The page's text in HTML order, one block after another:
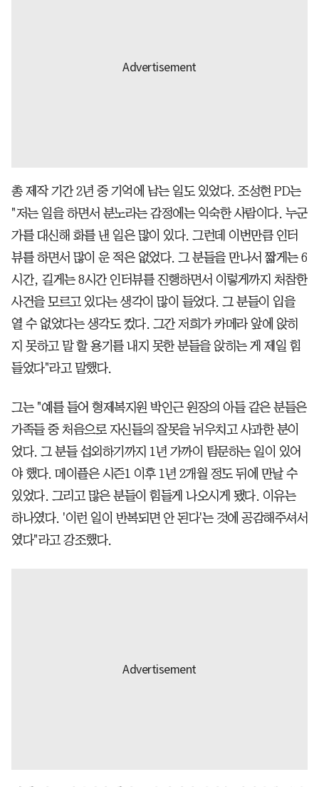
총 제작 기간 2년 중 기억에 남는 일도 있었다. 조성현 PD는
"저는 일을 하면서 분노라는 감정에는 익숙한 사람이다. 누군
가를 대신해 화를 낸 일은 많이 있다. 그런데 이번만큼 인터
뷰를 하면서 많이 운 적은 없었다. 그 분들을 만나서 짧게는 6
시간, 길게는 8시간 인터뷰를 진행하면서 이렇게까지 처참한
사건을 모르고 있다는 생각이 많이 들었다. 그 분들이 입을
열 수 없었다는 생각도 컸다. 그간 저희가 카메라 앞에 앉히
지 못하고 말 할 용기를 내지 못한 분들을 앉히는 게 제일 힘
들었다"라고 말했다.
그는 "예를 들어 형제복지원 박인근 원장의 아들 같은 분들은
가족들 중 처음으로 자신들의 잘못을 뉘우치고 사과한 분이
었다. 그 분들 섭외하기까지 1년 가까이 탐문하는 일이 있어
야 했다. 메이플은 시즌1 이후 1년 2개월 정도 뒤에 만날 수
있었다. 그리고 많은 분들이 힘들게 나오시게 됐다. 이유는
하나였다. '이런 일이 반복되면 안 된다'는 것에 공감해주셔서
였다"라고 강조했다.